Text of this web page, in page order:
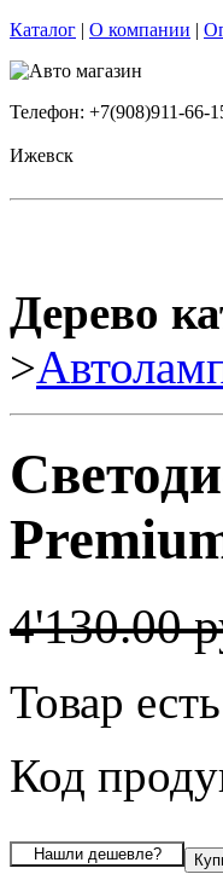
Каталог | О компании |
Телефон: +7(908)911-66-
Ижевск
Дерево
>
4'130.00
Товар
Код